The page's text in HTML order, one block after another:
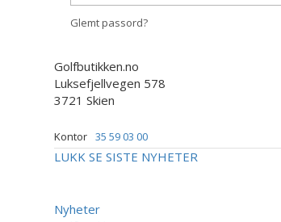
Glemt passord?
Golfbutikken.no
Luksefjellvegen 578
3721 Skien
Kontor 35 59 03 00
LUKK SE SISTE NYHETER
Nyheter